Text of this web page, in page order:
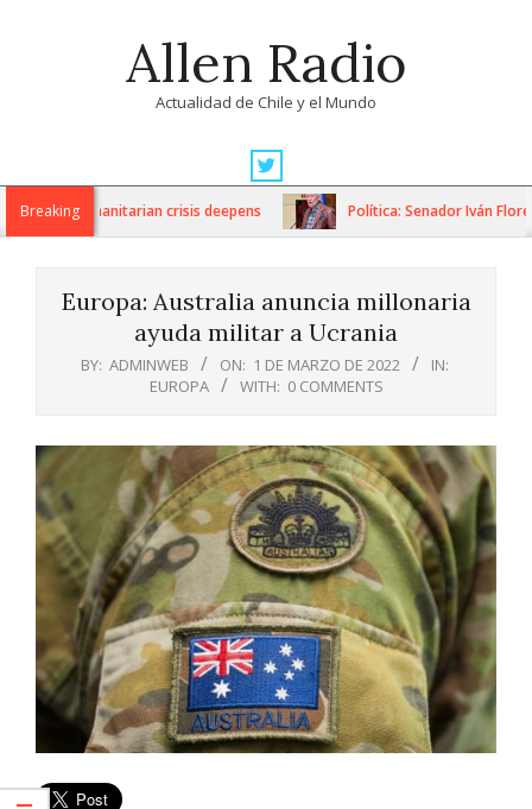
Allen Radio
Actualidad de Chile y el Mundo
Navigation
MenuBreaking
as humanitarian crisis deepens Política: Senador Iván Flores
Europa: Australia anuncia millonaria
ayuda militar a Ucrania
BY: ADMINWEB ON: 1 DE MARZO DE 2022
IN:
EUROPA
WITH: 0 COMMENTS